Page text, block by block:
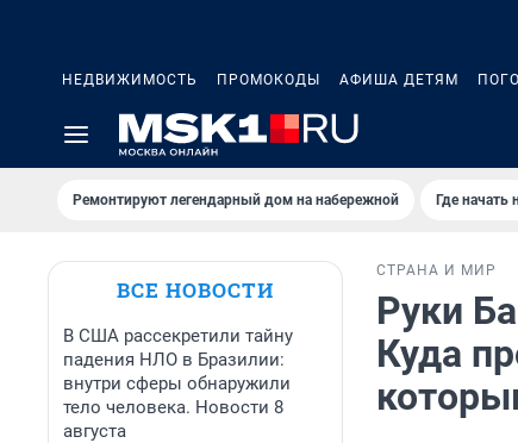
НЕДВИЖИМОСТЬ ПРОМОКОДЫ АФИША ДЕТЯМ
Ремонтируют легендарный дом на набережной Где
ВСЕ НОВОСТИ
В США рассекретили тайну
падения НЛО в Бразилии:
внутри сферы обнаружили
тело человека. Новости 8
августа
СТРАНА И МИР
Руки
Куда